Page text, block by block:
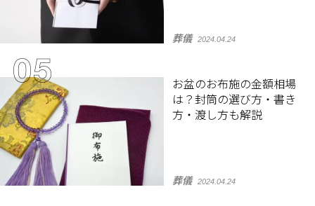
葬儀 2024.04.24
お盆のお布施の金額相場
は？封筒の選び方・書き
方・渡し方も解説
葬儀 2024.04.24